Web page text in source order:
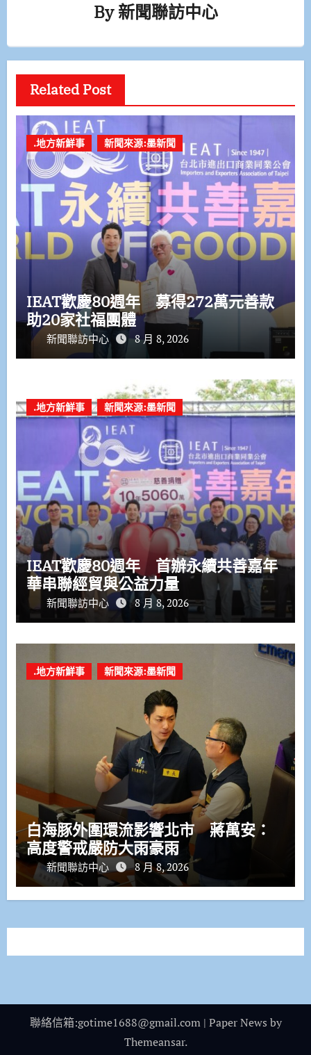
By新聞聯訪中心
Related Post
.地方新鮮事 新聞來源:墨新聞
IEAT歡慶80週年 募得272萬元善款
助20家社福團體
新聞聯訪中心 8 月 8, 2026
.地方新鮮事 新聞來源:墨新聞
IEAT歡慶80週年 首辦永續共善嘉年
華串聯經貿與公益力量
新聞聯訪中心 8 月 8, 2026
.地方新鮮事 新聞來源:墨新聞
白海豚外圍環流影響北市 蔣萬安：
高度警戒嚴防大雨豪雨
新聞聯訪中心 8 月 8, 2026
聯絡信箱:gotime1688@gmail.com | Paper News by
Themeansar.